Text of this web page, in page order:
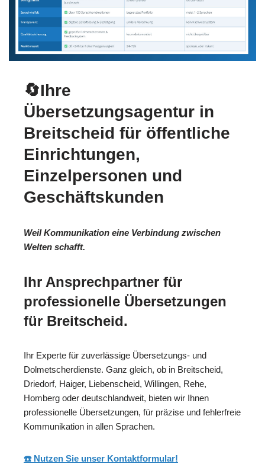
🔄Ihre
Übersetzungsagentur in
Breitscheid für öffentliche
Einrichtungen,
Einzelpersonen und
Geschäftskunden
Weil Kommunikation eine Verbindung zwischen
Welten schafft.
Ihr Ansprechpartner für
professionelle Übersetzungen
für Breitscheid.
Ihr Experte für zuverlässige Übersetzungs- und
Dolmetscherdienste. Ganz gleich, ob in Breitscheid,
Driedorf, Haiger, Liebenscheid, Willingen, Rehe,
Homberg oder deutschlandweit, bieten wir Ihnen
professionelle Übersetzungen, für präzise und fehlerfreie
Kommunikation in allen Sprachen.
☎️ Nutzen Sie unser Kontaktformular!